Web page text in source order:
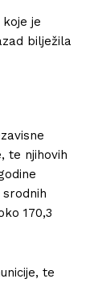
je
bilježila
te njihovih
srodnih
170,3
te